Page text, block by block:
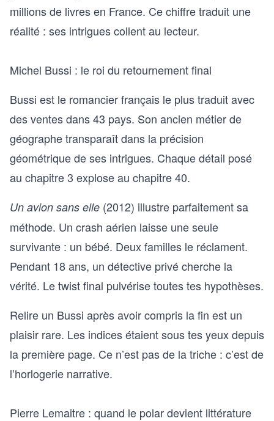
millions de livres en France. Ce chiffre traduit une
réalité : ses intrigues collent au lecteur.
Michel Bussi : le roi du retournement final
Bussi est le romancier français le plus traduit avec
des ventes dans 43 pays. Son ancien métier de
géographe transparaît dans la précision
géométrique de ses intrigues. Chaque détail posé
au chapitre 3 explose au chapitre 40.
Un avion sans elle (2012) illustre parfaitement sa
méthode. Un crash aérien laisse une seule
survivante : un bébé. Deux familles le réclament.
Pendant 18 ans, un détective privé cherche la
vérité. Le twist final pulvérise toutes tes hypothèses.
Relire un Bussi après avoir compris la fin est un
plaisir rare. Les indices étaient sous tes yeux depuis
la première page. Ce n’est pas de la triche : c’est de
l’horlogerie narrative.
Pierre Lemaitre : quand le polar devient littérature